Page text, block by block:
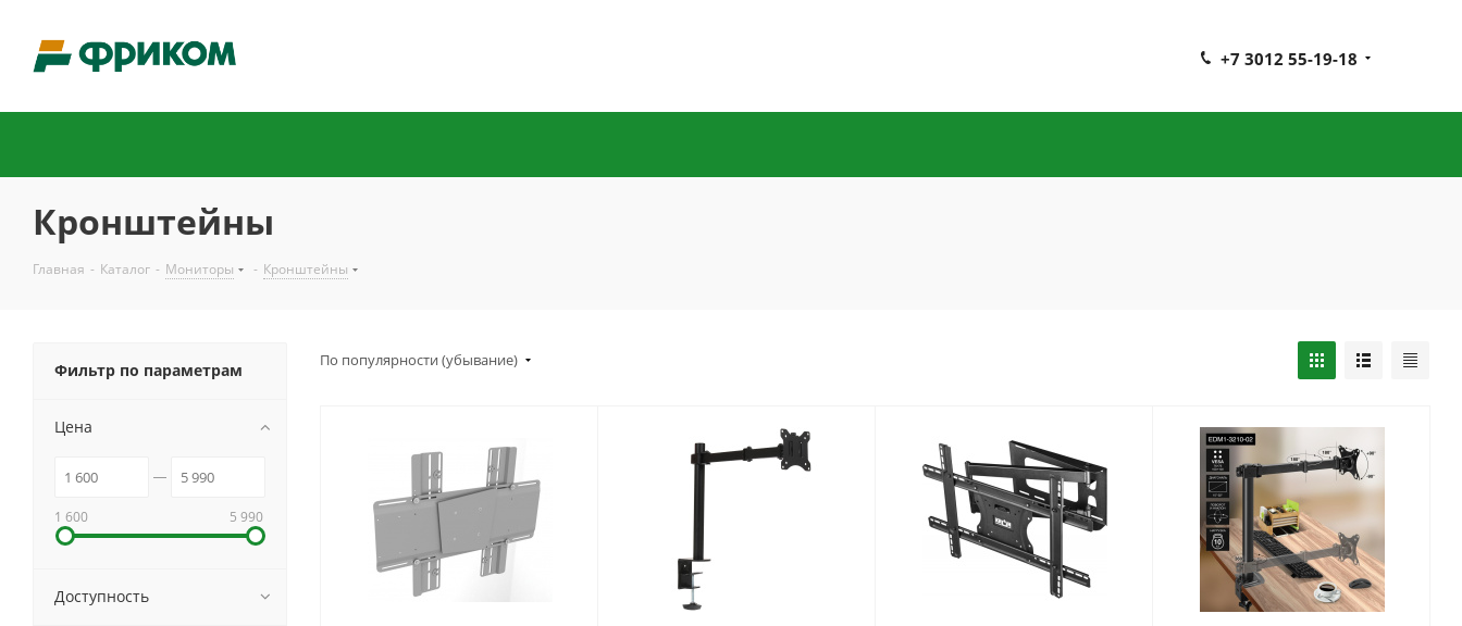
+7 3012 55-19-18
Кронштейны
Главная - Каталог - Мониторы - Кронштейны
По популярности (убывание)
Фильтр по параметрам
Цена
1 600 5 990
Доступность